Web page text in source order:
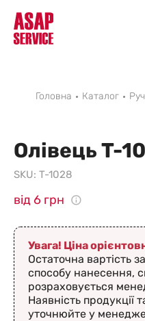
Головна Каталог
Олівець T-
SKU: T-1028
від 6 грн
Увага! Ціна
Остаточна вартість
способу нанесення,
розраховується
Наявність продукції
уточнюйте у